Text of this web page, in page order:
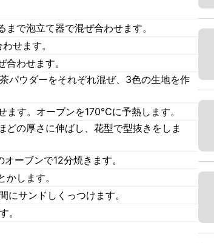
で泡立て器で混ぜ合わせます。
せます。
わせます。
パウダーをそれぞれ混ぜ、3色の生地を作
ます。オーブンを170℃に予熱します。
の厚さに伸ばし、花型で型抜きをしま
ーブンで12分焼きます。
します。
サンドしくっつけます。
。